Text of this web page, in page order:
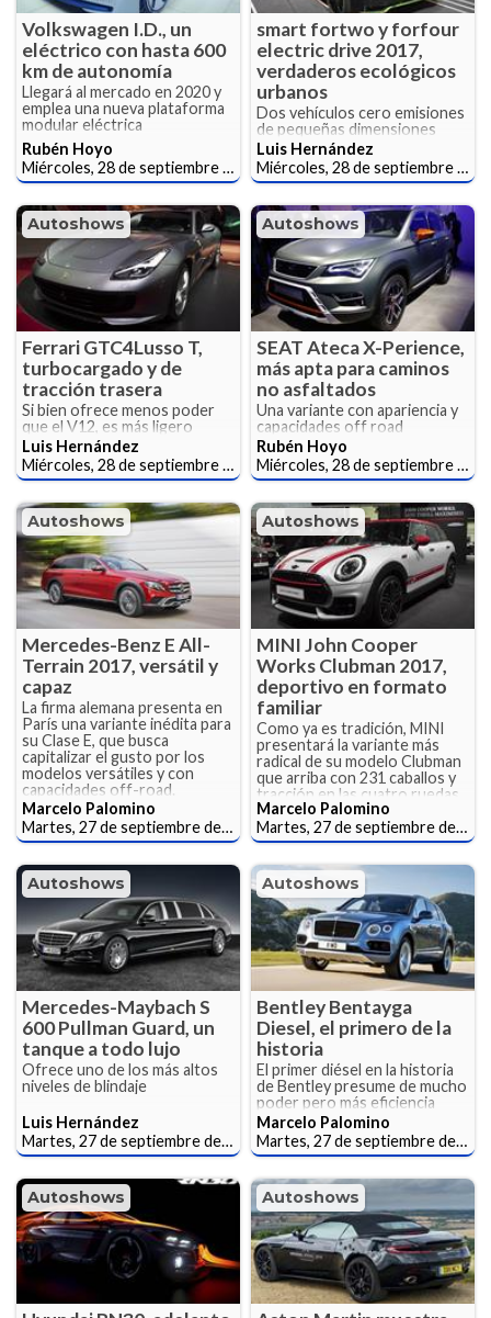
Volkswagen I.D., un
eléctrico con hasta 600
km de autonomía
Llegará al mercado en 2020 y
emplea una nueva plataforma
modular eléctrica
Rubén Hoyo
Miércoles, 28 de septiembre de 2016
smart fortwo y forfour
electric drive 2017,
verdaderos ecológicos
urbanos
Dos vehículos cero emisiones
de pequeñas dimensiones
Luis Hernández
Miércoles, 28 de septiembre de 2016
Autoshows
Ferrari GTC4Lusso T,
turbocargado y de
tracción trasera
Si bien ofrece menos poder
que el V12, es más ligero
Luis Hernández
Miércoles, 28 de septiembre de 2016
Autoshows
SEAT Ateca X-Perience,
más apta para caminos
no asfaltados
Una variante con apariencia y
capacidades off road
Rubén Hoyo
Miércoles, 28 de septiembre de 2016
Autoshows
Mercedes-Benz E All-
Terrain 2017, versátil y
capaz
La firma alemana presenta en
París una variante inédita para
su Clase E, que busca
capitalizar el gusto por los
modelos versátiles y con
capacidades off-road.
Marcelo Palomino
Martes, 27 de septiembre de 2016
Autoshows
MINI John Cooper
Works Clubman 2017,
deportivo en formato
familiar
Como ya es tradición, MINI
presentará la variante más
radical de su modelo Clubman
que arriba con 231 caballos y
tracción en las cuatro ruedas.
Marcelo Palomino
Martes, 27 de septiembre de 2016
Autoshows
Mercedes-Maybach S
600 Pullman Guard, un
tanque a todo lujo
Ofrece uno de los más altos
niveles de blindaje
Luis Hernández
Martes, 27 de septiembre de 2016
Autoshows
Bentley Bentayga
Diesel, el primero de la
historia
El primer diésel en la historia
de Bentley presume de mucho
poder pero más eficiencia
Marcelo Palomino
Martes, 27 de septiembre de 2016
Autoshows Autoshows